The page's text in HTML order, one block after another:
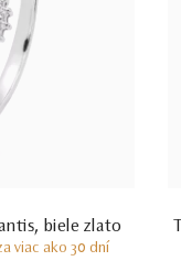
biele zlato
viac ako 30 dní